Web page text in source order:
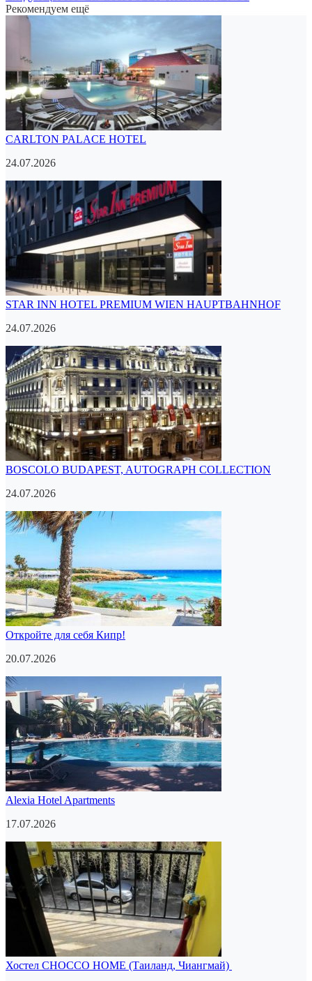
Рекомендуем ещё
CARLTON PALACE HOTEL
24.07.2026
STAR INN HOTEL PREMIUM WIEN HAUPTBAHNHOF
24.07.2026
BOSCOLO BUDAPEST, AUTOGRAPH COLLECTION
24.07.2026
Откройте для себя Кипр!
20.07.2026
Alexia Hotel Apartments
17.07.2026
Хостел CHOCCO HOME (Таиланд, Чиангмай)